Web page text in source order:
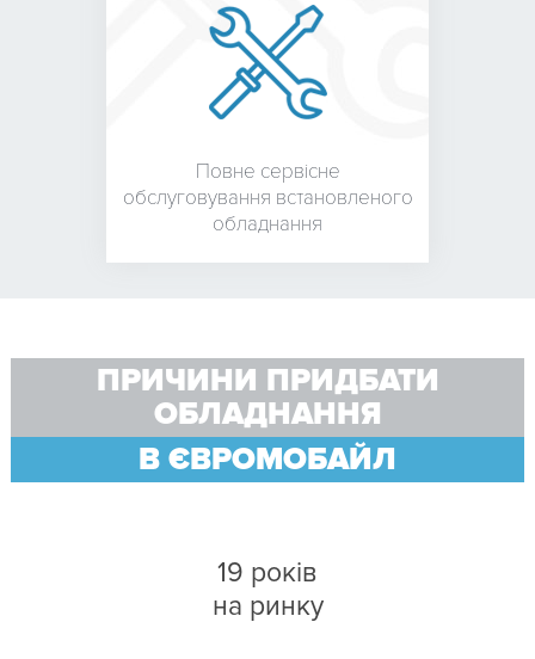
Повне сервісне
обслуговування встановленого
обладнання
ПРИЧИНИ ПРИДБАТИ
ОБЛАДНАННЯ
В ЄВРОМОБАЙЛ
19 років
на ринку